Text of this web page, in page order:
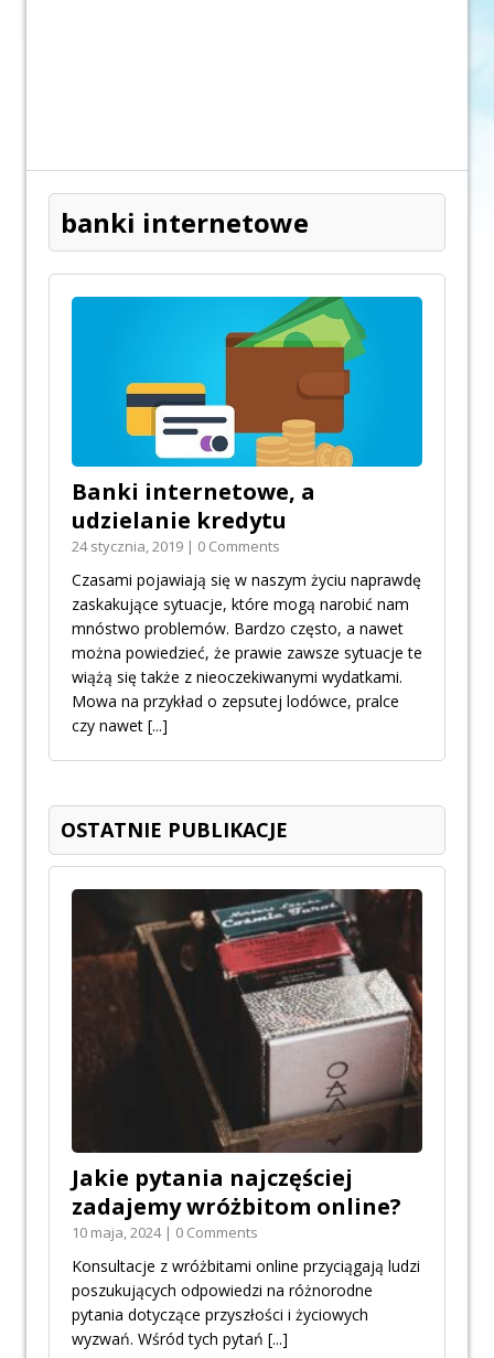
banki internetowe
Banki internetowe, a
udzielanie kredytu
24 stycznia, 2019 | 0 Comments
Czasami pojawiają się w naszym życiu naprawdę
zaskakujące sytuacje, które mogą narobić nam
mnóstwo problemów. Bardzo często, a nawet
można powiedzieć, że prawie zawsze sytuacje te
wiążą się także z nieoczekiwanymi wydatkami.
Mowa na przykład o zepsutej lodówce, pralce
czy nawet [...]
OSTATNIE PUBLIKACJE
Jakie pytania najczęściej
zadajemy wróżbitom online?
10 maja, 2024 | 0 Comments
Konsultacje z wróżbitami online przyciągają ludzi
poszukujących odpowiedzi na różnorodne
pytania dotyczące przyszłości i życiowych
wyzwań. Wśród tych pytań [...]